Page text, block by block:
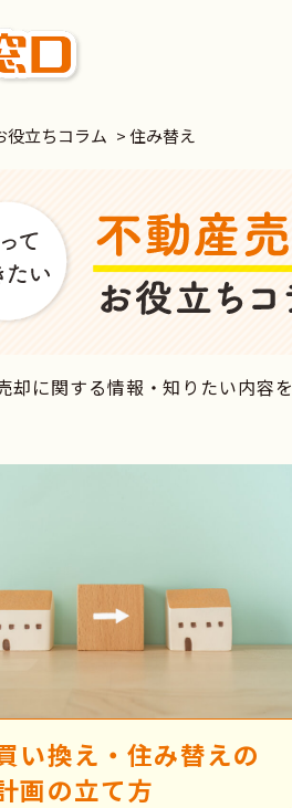
役立ちコラム >住み替え
ラム
却に関する情報・知りたい内容を
い換え・住み替えの
画の立て方